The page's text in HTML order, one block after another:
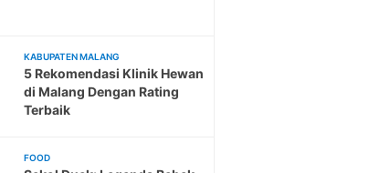
KABUPATEN MALANG
5 Rekomendasi Klinik Hewan
di Malang Dengan Rating
Terbaik
FOOD